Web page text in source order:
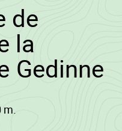
2024/
de
la
Gedinne
m.